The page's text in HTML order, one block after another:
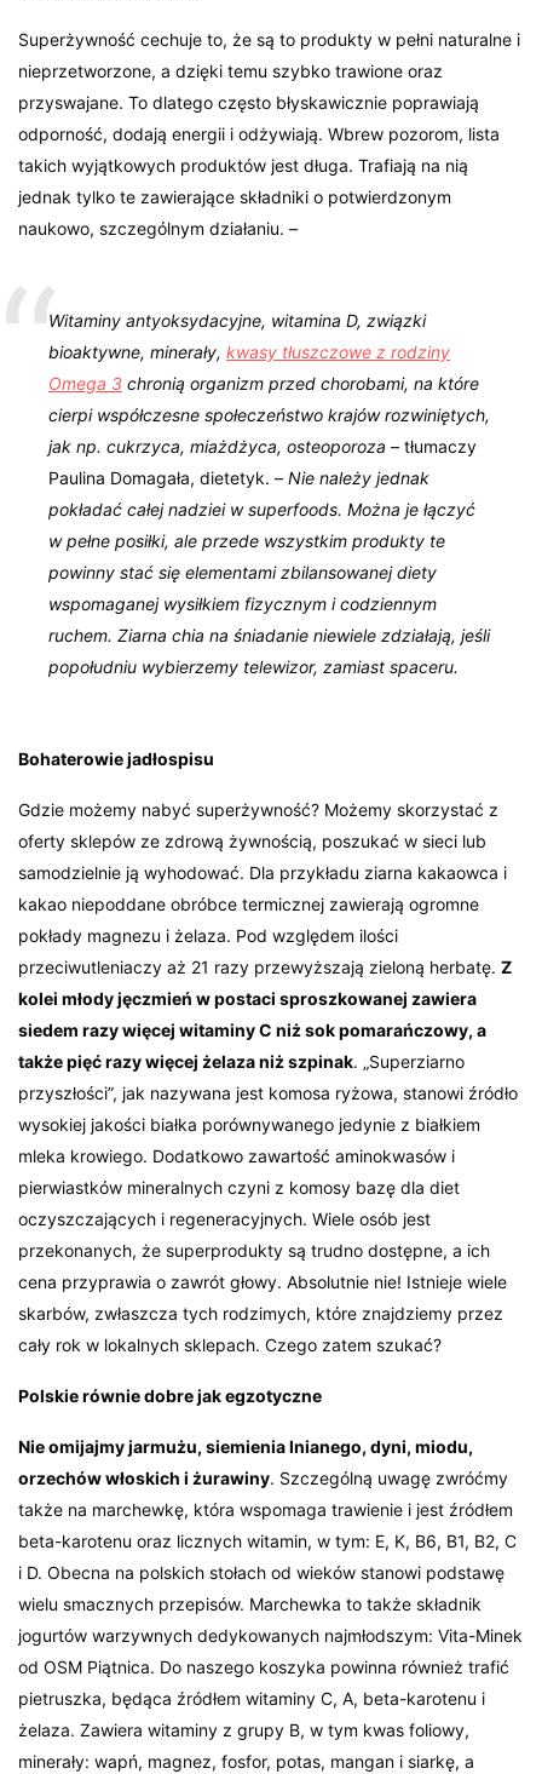
Superżywność cechuje to, że są to produkty w pełni naturalne i
nieprzetworzone, a dzięki temu szybko trawione oraz
przyswajane. To dlatego często błyskawicznie poprawiają
odporność, dodają energii i odżywiają. Wbrew pozorom, lista
takich wyjątkowych produktów jest długa. Trafiają na nią
jednak tylko te zawierające składniki o potwierdzonym
naukowo, szczególnym działaniu. –
Witaminy antyoksydacyjne, witamina D, związki
bioaktywne, minerały,kwasy tłuszczowe z rodziny
Omega 3 chronią organizm przed chorobami, na które
cierpi współczesne społeczeństwo krajów rozwiniętych,
jak np. cukrzyca, miażdżyca, osteoporoza – tłumaczy
Paulina Domagała, dietetyk. –Nie należy jednak
pokładać całej nadziei w superfoods. Można je łączyć
w pełne posiłki, ale przede wszystkim produkty te
powinny stać się elementami zbilansowanej diety
wspomaganej wysiłkiem fizycznym i codziennym
ruchem. Ziarna chia na śniadanie niewiele zdziałają, jeśli
popołudniu wybierzemy telewizor, zamiast spaceru.
Bohaterowie jadłospisu
Gdzie możemy nabyć superżywność? Możemy skorzystać z
oferty sklepów ze zdrową żywnością, poszukać w sieci lub
samodzielnie ją wyhodować. Dla przykładu ziarna kakaowca i
kakao niepoddane obróbce termicznej zawierają ogromne
pokłady magnezu i żelaza. Pod względem ilości
przeciwutleniaczy aż 21 razy przewyższają zieloną herbatę.Z
kolei młody jęczmień w postaci sproszkowanej zawiera
siedem razy więcej witaminy C niż sok pomarańczowy, a
także pięć razy więcej żelaza niż szpinak. „Superziarno
przyszłości”, jak nazywana jest komosa ryżowa, stanowi źródło
wysokiej jakości białka porównywanego jedynie z białkiem
mleka krowiego. Dodatkowo zawartość aminokwasów i
pierwiastków mineralnych czyni z komosy bazę dla diet
oczyszczających i regeneracyjnych. Wiele osób jest
przekonanych, że superprodukty są trudno dostępne, a ich
cena przyprawia o zawrót głowy. Absolutnie nie! Istnieje wiele
skarbów, zwłaszcza tych rodzimych, które znajdziemy przez
cały rok w lokalnych sklepach. Czego zatem szukać?
Polskie równie dobre jak egzotyczne
Nie omijajmy jarmużu, siemienia lnianego, dyni, miodu,
orzechów włoskich i żurawiny. Szczególną uwagę zwróćmy
także na marchewkę, która wspomaga trawienie i jest źródłem
beta-karotenu oraz licznych witamin, w tym: E, K, B6, B1, B2, C
i D. Obecna na polskich stołach od wieków stanowi podstawę
wielu smacznych przepisów. Marchewka to także składnik
jogurtów warzywnych dedykowanych najmłodszym: Vita-Minek
od OSM Piątnica. Do naszego koszyka powinna również trafić
pietruszka, będąca źródłem witaminy C, A, beta-karotenu i
żelaza. Zawiera witaminy z grupy B, w tym kwas foliowy,
minerały: wapń, magnez, fosfor, potas, mangan i siarkę, a